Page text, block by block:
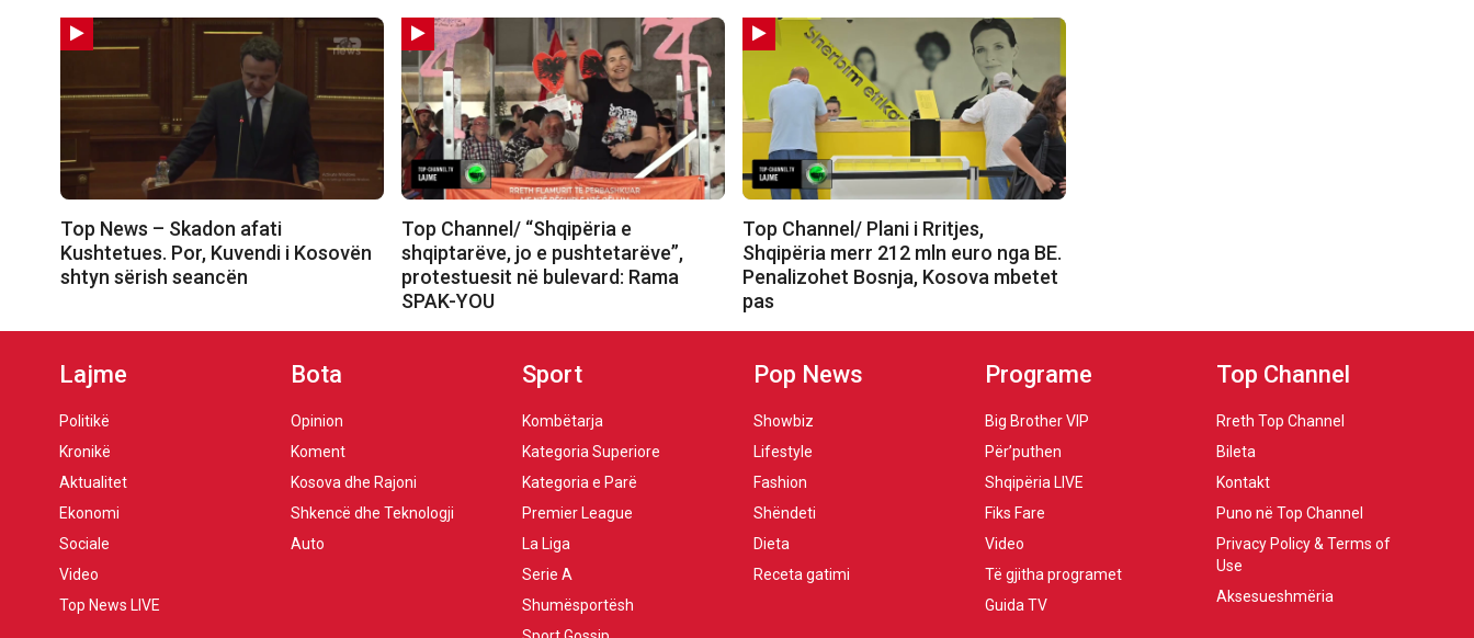
Top News – Skadon afati
Kushtetues. Por, Kuvendi i Kosovën
shtyn sërish seancën
Top Channel/ “Shqipëria e
shqiptarëve, jo e pushtetarëve”,
protestuesit në bulevard: Rama
SPAK-YOU
Top Channel/ Plani i Rritjes,
Shqipëria merr 212 mln euro nga BE.
Penalizohet Bosnja, Kosova mbetet
pas
Lajme
Politikë
Kronikë
Aktualitet
Ekonomi
Sociale
Video
Top News LIVE
Bota
Opinion
Koment
Kosova dhe Rajoni
Shkencë dhe Teknologji
Auto
Sport
Kombëtarja
Kategoria Superiore
Kategoria e Parë
Premier League
La Liga
Serie A
Shumësportësh
Pop News
Showbiz
Lifestyle
Fashion
Shëndeti
Dieta
Receta gatimi
Programe
Big Brother VIP
Për’puthen
Shqipëria LIVE
Fiks Fare
Video
Të gjitha programet
Guida TV
Top Channel
Rreth Top Channel
Bileta
Kontakt
Puno në Top Channel
Privacy Policy & Terms of
Use
Aksesueshmëria